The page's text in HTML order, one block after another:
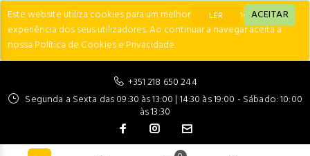
Este website utiliza cookies para um melhor desempenho e
experiência dos seus utilizadores. Ao continuar a navegar aceita a
nossa Política de Cookies e Privacidade.
LER ACEITAR
+351 218 650 244
Segunda a Sexta das 09:30 às 13:00 | 14:30 às 19:00 - Sábado: 10:00
às 13:30